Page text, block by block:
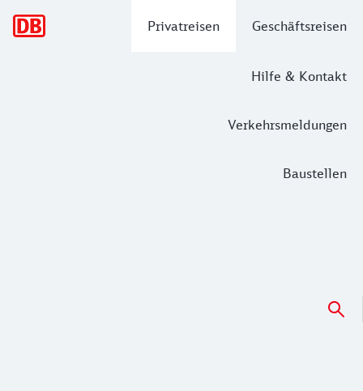
Privatreisen Geschäftsreisen
Hilfe & Kontakt
Verkehrsmeldungen
Baustellen